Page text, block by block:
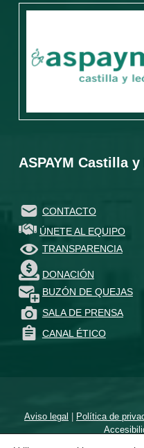
ASPAYM Castilla y
CONTACTO
ÚNETE AL EQUIPO
TRANSPARENCIA
DONACIÓN
BUZÓN DE QUEJAS
SALA DE PRENSA
CANAL ÉTICO
Aviso legal | Política de